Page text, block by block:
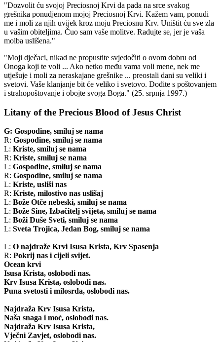
"Dozvolit ću svojoj Preciosnoj Krvi da pada na srce svakog
grešnika ponudjenom mojoj Preciosnoj Krvi. Kažem vam, ponudi
me i moli za njih uvijek kroz moju Preciosnu Krv. Uništit ću sve zla
u vašim obiteljima. Čuo sam vaše molitve. Radujte se, jer je vaša
molba uslišena."
"Moji dječaci, nikad ne propustite svjedočiti o ovom dobru od
Onoga koji te voli ... Ako netko među vama voli mene, nek me
utješuje i moli za neraskajane grešnike ... preostali dani su veliki i
svetovi. Vaše klanjanje bit će veliko i svetovo. Dođite s poštovanjem
i strahopoštovanje i obojte svoga Boga." (25. srpnja 1997.)
Litany of the Precious Blood of Jesus Christ
G: Gospodine, smiluj se nama
R: Gospodine, smiluj se nama
L: Kriste, smiluj se nama
R: Kriste, smiluj se nama
L: Gospodine, smiluj se nama
R: Gospodine, smiluj se nama
L: Kriste, usliši nas
R: Kriste, milostivo nas uslišaj
L: Bože Otče nebeski, smiluj se nama
L: Bože Sine, Izbačitelj svijeta, smiluj se nama
L: Boži Duše Sveti, smiluj se nama
L: Sveta Trojica, Jedan Bog, smiluj se nama
L: O najdraže Krvi Isusa Krista, Krv Spasenja
R: Pokrij nas i cijeli svijet.
Ocean krvi
Isusa Krista, oslobodi nas.
Krv Isusa Krista, oslobodi nas.
Puna svetosti i milosrđa, oslobodi nas.
Najdraža Krv Isusa Krista,
Naša snaga i moć, oslobodi nas.
Najdraža Krv Isusa Krista,
Vječni Zavjet, oslobodi nas.